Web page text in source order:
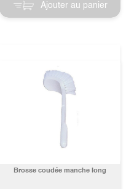
Ajouter au panier
Brosse coudée manche long